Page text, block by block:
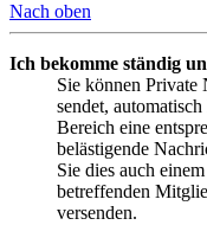
Nach oben
Ich bekomme ständig
Sie können
sendet,
Bereich eine
belästigende
Sie dies auch
betreffenden
versenden.